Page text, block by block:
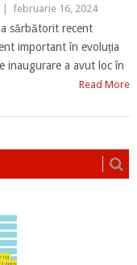
februarie 16, 2024
sărbătorit recent
important în evoluția
inaugurare a avut loc în
Read More